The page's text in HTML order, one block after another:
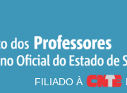
FILIADO À